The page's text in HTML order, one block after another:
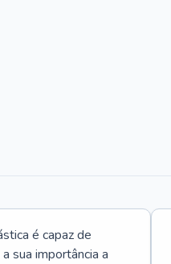
é capaz de
sua importância a